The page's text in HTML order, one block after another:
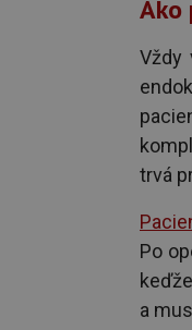
Ako
Vždy
trvá
Po
a